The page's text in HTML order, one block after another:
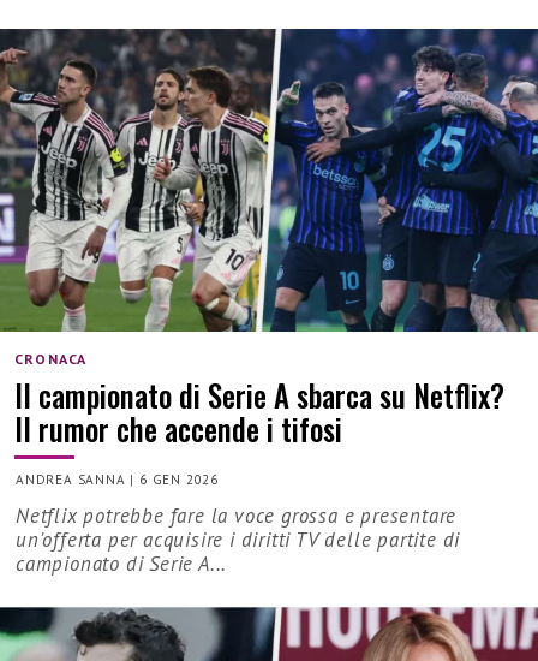
CRONACA
Il campionato di Serie A sbarca su Netflix?
Il rumor che accende i tifosi
ANDREA SANNA | 6 GEN 2026
Netflix potrebbe fare la voce grossa e presentare
un'offerta per acquisire i diritti TV delle partite di
campionato di Serie A...